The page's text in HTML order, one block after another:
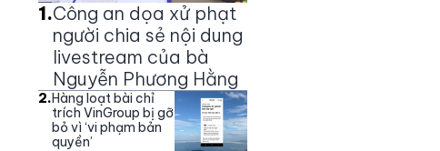
1.Công an dọa xử phạt
người chia sẻ nội dung
livestream của bà
Nguyễn Phương Hằng
2.Hàng loạt bài chỉ
trích VinGroup bị gỡ
bỏ vì ‘vi phạm bản
quyền’